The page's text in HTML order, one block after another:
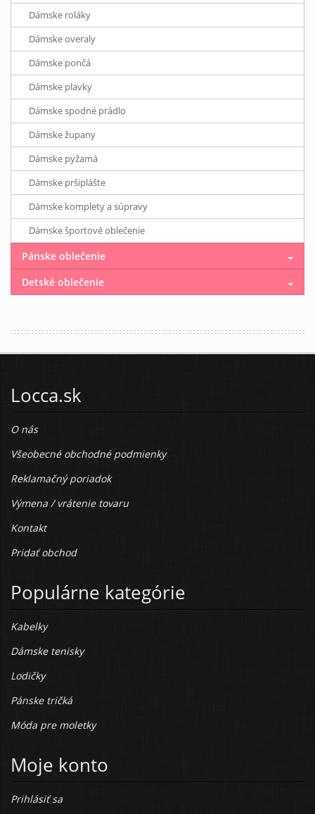
Dámske roláky
Dámske overaly
Dámske pončá
Dámske plavky
Dámske spodné prádlo
Dámske župany
Dámske pyžamá
Dámske pršiplášte
Dámske komplety a súpravy
Dámske športové oblečenie
Pánske oblečenie
Detské oblečenie
Locca.sk
O nás
Všeobecné obchodné podmienky
Reklamačný poriadok
Výmena / vrátenie tovaru
Kontakt
Pridať obchod
Populárne kategórie
Kabelky
Dámske tenisky
Lodičky
Pánske tričká
Móda pre moletky
Moje konto
Prihlásiť sa